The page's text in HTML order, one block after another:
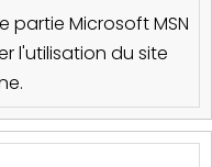
partie Microsoft MSN
l'utilisation du site